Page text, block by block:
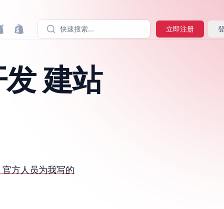
快速搜索... 立即注册
建站
方人员为我写的